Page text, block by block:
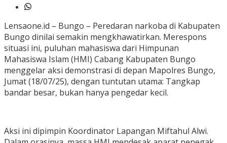
Lensaone.id – Bungo – Peredaran narkoba di Kabupaten
Bungo dinilai semakin mengkhawatirkan. Merespons
situasi ini, puluhan mahasiswa dari Himpunan
Mahasiswa Islam (HMI) Cabang Kabupaten Bungo
menggelar aksi demonstrasi di depan Mapolres Bungo,
Jumat (18/07/25), dengan tuntutan utama: Tangkap
bandar besar, bukan hanya pengedar kecil.
Aksi ini dipimpin Koordinator Lapangan Miftahul Alwi.